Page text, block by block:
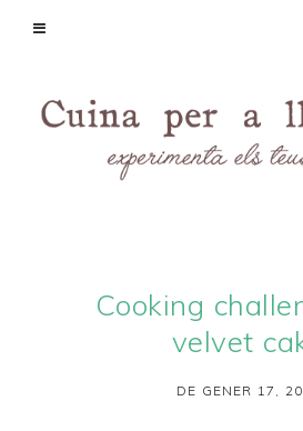
Cooking
velvet
DE GENER 17,